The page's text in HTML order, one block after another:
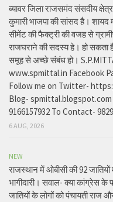
ब्यावर जिला राजसमंद संसदीय
कुमारी भाजपा की सांसद है। शायद
सीमेंट की फैक्ट्री की वजह से
राजघराने की सदस्य हे। हो सकता
समूह से अच्छे संबंध हो।
www.spmittal.in Facebook
Follow me on Twitter-
Blog- spmittal.blogspot.com
9166157932 To Contact-
6 AUG, 2026
NEW
राजस्थान में ओबीसी की 92 जातियों
भागीदारी। सवाल- क्या कांग्रेस के
जातियों के लोगों को पंचायती राज